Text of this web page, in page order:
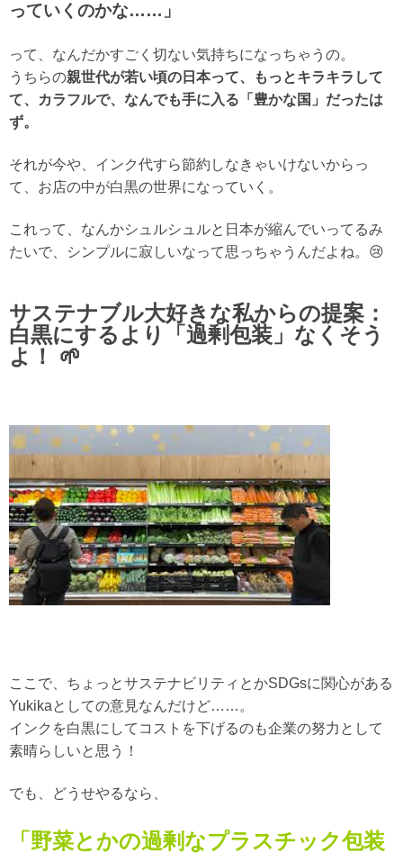
っていくのかな……」
って、なんだかすごく切ない気持ちになっちゃうの。
うちらの親世代が若い頃の日本って、もっとキラキラして
て、カラフルで、なんでも手に入る「豊かな国」だったは
ず。
それが今や、インク代すら節約しなきゃいけないからっ
て、お店の中が白黒の世界になっていく。
これって、なんかシュルシュルと日本が縮んでいってるみ
たいで、シンプルに寂しいなって思っちゃうんだよね。😢
サステナブル大好きな私からの提案：
白黒にするより「過剰包装」なくそう
よ！ 🌱
ここで、ちょっとサステナビリティとかSDGsに関心がある
Yukikaとしての意見なんだけど……。
インクを白黒にしてコストを下げるのも企業の努力として
素晴らしいと思う！
でも、どうせやるなら、
「野菜とかの過剰なプラスチック包装